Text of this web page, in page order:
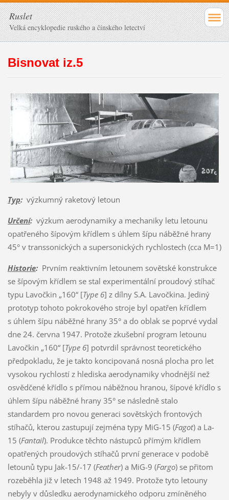
Ruslet
Velká encyklopedie ruského a čínského letectví
Bisnovat iz.5
Typ:výzkumný raketový letoun
Určení:výzkum aerodynamiky a mechaniky letu letounu
opatřeného šípovým křídlem s úhlem šípu náběžné hrany
45° v transsonických a supersonických rychlostech (cca M=1)
Historie:Prvním reaktivním letounem sovětské konstrukce
se šípovým křídlem se stal experimentální proudový stíhač
typu Lavočkin „160“ [Type 6] z dílny S.A. Lavočkina. Jediný
prototyp tohoto pokrokového stroje byl opatřen křídlem
s úhlem šípu náběžné hrany 35° a do oblak se poprvé vydal
dne 24. června 1947. Protože zkušební program letounu
Lavočkin „160“ [Type 6] potvrdil správnost teoretického
předpokladu, že je takto koncipovaná nosná plocha pro let
vysokou rychlostí z hlediska aerodynamiky vhodnější než
osvědčené křídlo s přímou náběžnou hranou, šípové křídlo s
úhlem šípu náběžné hrany 35° se následně stalo
standardem pro novou generaci sovětských frontových
stíhačů, kterou zastupují zejména typy MiG-15 (Fagot) a La-
15 (Fantail). Produkce těchto nástupců přímým křídlem
opatřených proudových stíhačů první generace v podobě
letounů typu Jak-15/-17 (Feather) a MiG-9 (Fargo) se přitom
rozeběhla již v letech 1948 až 1949. Protože tyto letouny
nebyly v důsledku aerodynamického odporu zmíněného